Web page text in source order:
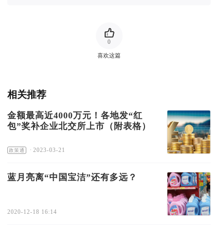
喜欢这篇
0
相关推荐
金额最高近4000万元！各地发“红
包”奖补企业北交所上市（附表格）
政策通 · 2023-03-21
蓝月亮离“中国宝洁”还有多远？
2020-12-18 16:14